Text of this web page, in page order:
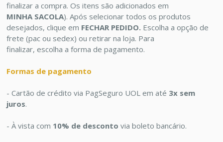
finalizar a compra. Os itens são adicionados em
MINHA SACOLA). Após selecionar todos os produtos
desejados, clique em FECHAR PEDIDO. Escolha a opção de
frete (pac ou sedex) ou retirar na loja. Para
finalizar, escolha a forma de pagamento.
Formas de pagamento
- Cartão de crédito via PagSeguro UOL em até 3x sem
juros.
- À vista com 10% de desconto via boleto bancário.